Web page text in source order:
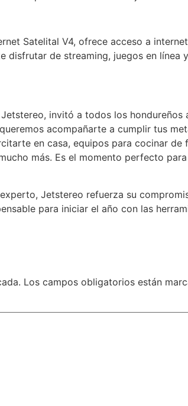
Satelital V4, ofrece acceso a
disfrutar de streaming, juegos en línea
invitó a todos los
acompañarte a cumplir tus
en casa, equipos para cocinar de
más. Es el momento perfecto
Jetstereo refuerza su
para iniciar el año con las
Los campos obligatorios están